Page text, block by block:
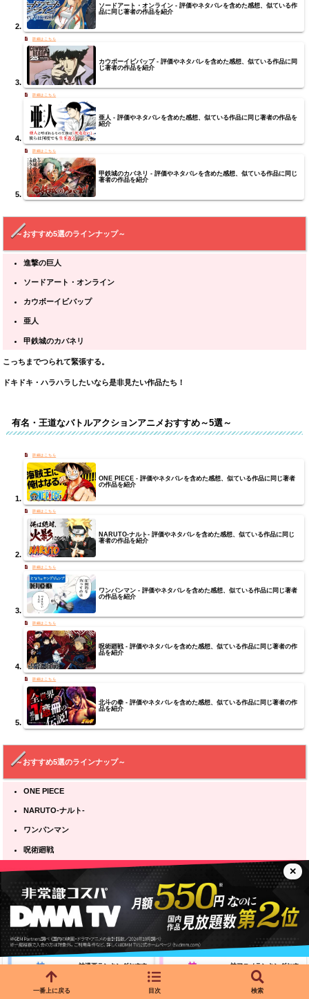
✕
ソードアート・オンライン - 評価やネタバレを含めた感想、似ている作
品に同じ著者の作品を紹介
カウボーイビバップ - 評価やネタバレを含めた感想、似ている作品に同
じ著者の作品を紹介
亜人 - 評価やネタバレを含めた感想、似ている作品に同じ著者の作品を
紹介
甲鉄城のカバネリ - 評価やネタバレを含めた感想、似ている作品に同じ
著者の作品を紹介
～おすすめ5選のラインナップ～
進撃の巨人
ソードアート・オンライン
カウボーイビバップ
亜人
甲鉄城のカバネリ
こっちまでつられて緊張する。
ドキドキ・ハラハラしたいなら是非見たい作品たち！
有名・王道なバトルアクションアニメおすすめ～5選～
ONE PIECE - 評価やネタバレを含めた感想、似ている作品に同じ著者
の作品を紹介
NARUTO-ナルト- 評価やネタバレを含めた感想、似ている作品に同じ
著者の作品を紹介
ワンパンマン - 評価やネタバレを含めた感想、似ている作品に同じ著者
の作品を紹介
呪術廻戦 - 評価やネタバレを含めた感想、似ている作品に同じ著者の作
品を紹介
北斗の拳 - 評価やネタバレを含めた感想、似ている作品に同じ著者の作
品を紹介
～おすすめ5選のラインナップ～
ONE PIECE
NARUTO-ナルト-
ワンパンマン
呪術廻戦
北斗の拳
どの作品を見ても満足できるクオリティー。
バトルアクションアニメを見るなら是非とも見たい作品たちになっている！
神漫画ランキングおすす
神アニメランキングおす
すめ83選【2025年最新】
一番上に戻る 目次 検索